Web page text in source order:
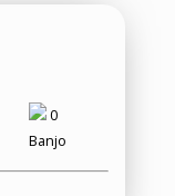
0
Banjo